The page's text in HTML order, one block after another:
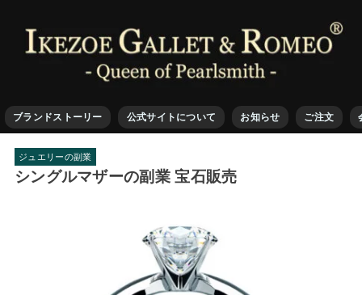
ブランドストーリー 公式サイトについて お知らせ ご注文
ジュエリーの副業
シングルマザーの副業 宝石販売